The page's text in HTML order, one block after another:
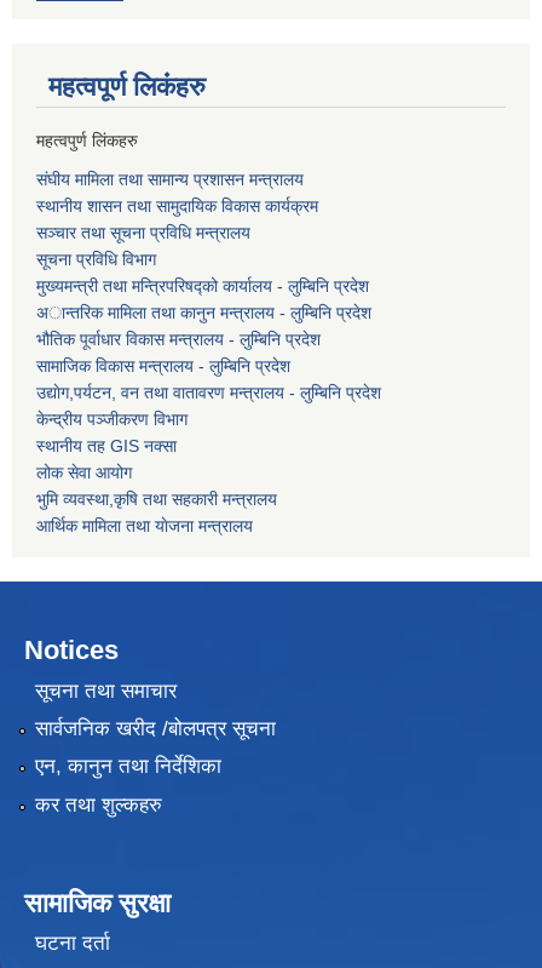
महत्वपूर्ण लि‌कंंहरु
महत्वपुर्ण लिंकहरु
संघीय मामिला तथा सामान्य प्रशासन मन्त्रालय
स्थानीय शासन तथा सामुदायिक विकास कार्यक्रम
सञ्चार तथा सूचना प्रविधि मन्त्रालय
सूचना प्रविधि विभाग
मुख्यमन्त्री तथा मन्त्रिपरिषद्को कार्यालय - लुम्बिनि प्रदेश
अान्तरिक मामिला तथा कानुन मन्त्रालय - लुम्बिनि प्रदेश
भौतिक पूर्वाधार विकास मन्त्रालय - लुम्बिनि प्रदेश
सामाजिक विकास मन्त्रालय - लुम्बिनि प्रदेश
उद्याेग,पर्यटन, वन तथा वातावरण मन्त्रालय - लुम्बिनि प्रदेश
केन्द्रीय पञ्जीकरण विभाग
स्थानीय तह GIS नक्सा
लोक सेवा आयोग
भुमि व्यवस्था,कृषि तथा सहकारी मन्त्रालय
आर्थिक मामिला तथा याेजना मन्त्रालय
Notices
सूचना तथा समाचार
सार्वजनिक खरीद /बोलपत्र सूचना
एन, कानुन तथा निर्देशिका
कर तथा शुल्कहरु
सामाजिक सुरक्षा
घटना दर्ता